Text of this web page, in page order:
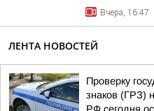
Вчера, 16:47
ЛЕНТА НОВОСТЕЙ
Проверку
знаков (ГРЗ)